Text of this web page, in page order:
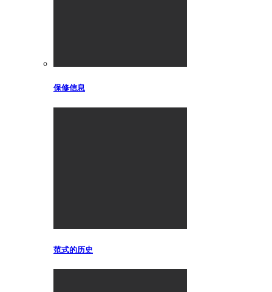
保修信息
范式的历史